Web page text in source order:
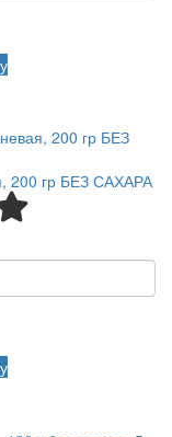
200 гр БЕЗ САХАРА